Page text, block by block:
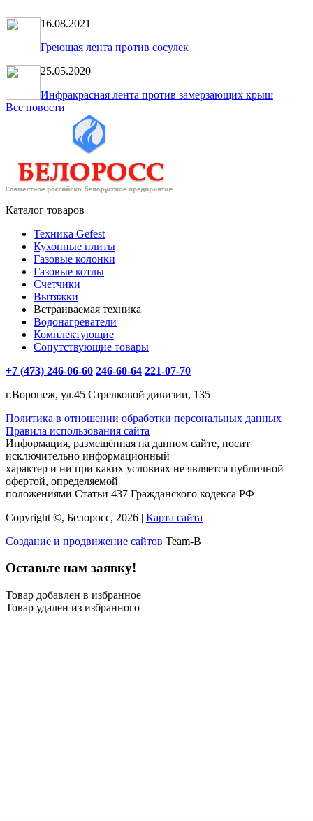
16.08.2021
Греющая лента против сосулек
25.05.2020
Инфракрасная лента против замерзающих крыш
Все новости
Каталог товаров
Техника Gefest
Кухонные плиты
Газовые колонки
Газовые котлы
Счетчики
Вытяжки
Встраиваемая техника
Водонагреватели
Комплектующие
Сопутствующие товары
+7 (473) 246-06-60 246-60-64 221-07-70
г.Воронеж, ул.45 Стрелковой дивизии, 135
Политика в отношении обработки персональных данных
Правила использования сайта
Информация, размещённая на данном сайте, носит
исключительно информационный
характер и ни при каких условиях не является публичной
офертой, определяемой
положениями Статьи 437 Гражданского кодекса РФ
Copyright ©, Белоросс, 2026 | Карта сайта
Создание и продвижение сайтов Team-B
Оставьте нам заявку!
Товар добавлен в избранное
Товар удален из избранного